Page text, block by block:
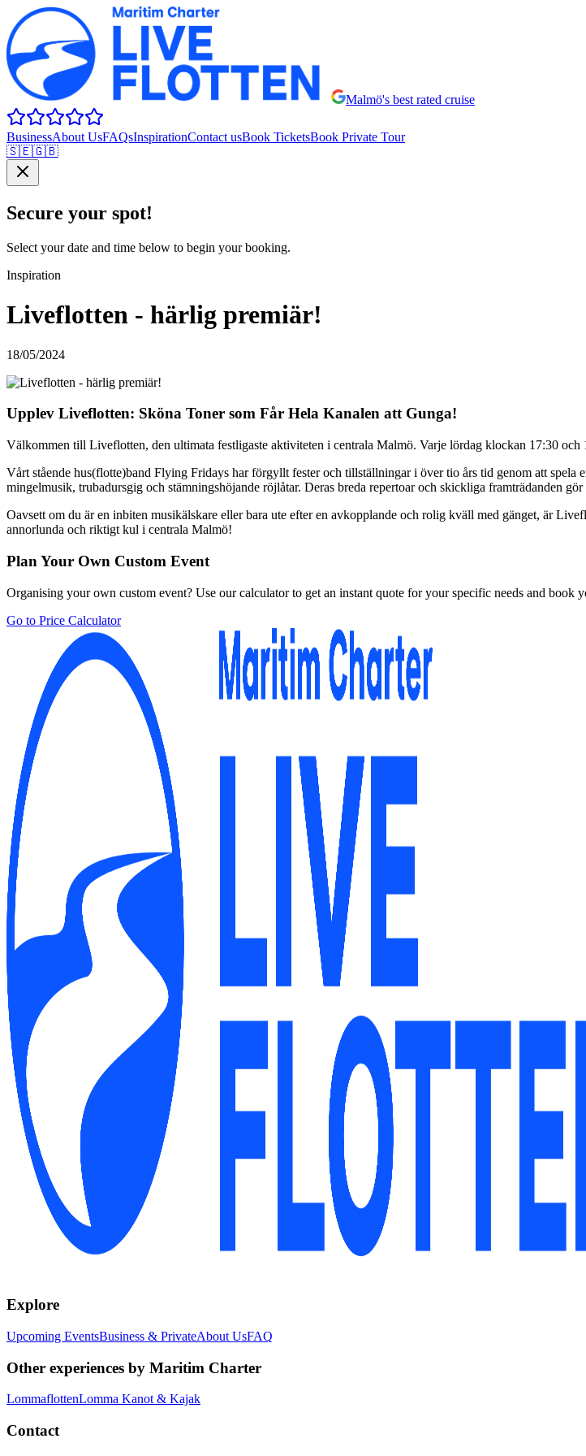
Malmö's best rated cruise
BusinessAbout UsFAQsInspirationContact usBook TicketsBook Private Tour
🇸🇪🇬🇧
Secure your spot!
Select your date and time below to begin your booking.
Inspiration
Liveflotten - härlig premiär!
18/05/2024
Upplev Liveflotten: Sköna Toner som Får Hela Kanalen att Gunga!
Välkommen till Liveflotten, den ultimata festligaste aktiviteten i centrala Malmö. Varje lördag klockan 17:30
Vårt stående hus(flotte)band Flying Fridays har förgyllt fester och tillställningar i över tio års tid genom att
mingelmusik, trubadursgig och stämningshöjande röjlåtar. Deras breda repertoar och skickliga framträdanden
Oavsett om du är en inbiten musikälskare eller bara ute efter en avkopplande och rolig kväll med gänget, är
annorlunda och riktigt kul i centrala Malmö!
Plan Your Own Custom Event
Organising your own custom event? Use our calculator to get an instant quote for your specific needs and book
Go to Price Calculator
Explore
Upcoming EventsBusiness & PrivateAbout UsFAQ
Other experiences by Maritim Charter
LommaflottenLomma Kanot & Kajak
Contact